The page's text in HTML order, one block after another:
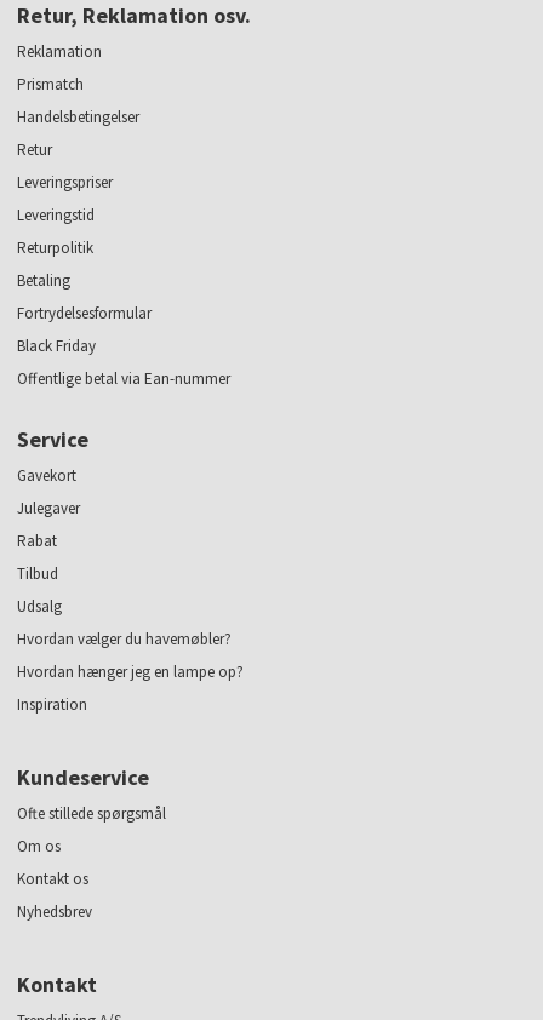
Retur, Reklamation osv.
Reklamation
Prismatch
Handelsbetingelser
Retur
Leveringspriser
Leveringstid
Returpolitik
Betaling
Fortrydelsesformular
Black Friday
Offentlige betal via Ean-nummer
Service
Gavekort
Julegaver
Rabat
Tilbud
Udsalg
Hvordan vælger du havemøbler?
Hvordan hænger jeg en lampe op?
Inspiration
Kundeservice
Ofte stillede spørgsmål
Om os
Kontakt os
Nyhedsbrev
Kontakt